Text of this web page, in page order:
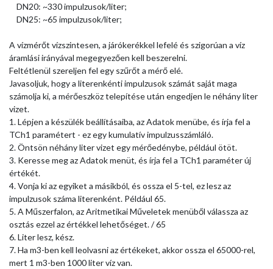
DN20: ~330 impulzusok/liter;
DN25: ~65 impulzusok/liter;
A vízmérőt vízszintesen, a járókerékkel lefelé és szigorúan a víz
áramlási irányával megegyezően kell beszerelni.
Feltétlenül szereljen fel egy szűrőt a mérő elé.
Javasoljuk, hogy a literenkénti impulzusok számát saját maga
számolja ki, a mérőeszköz telepítése után engedjen le néhány liter
vizet.
1. Lépjen a készülék beállításaiba, az Adatok menübe, és írja fel a
TCh1 paramétert - ez egy kumulatív impulzusszámláló.
2. Öntsön néhány liter vizet egy mérőedénybe, például ötöt.
3. Keresse meg az Adatok menüt, és írja fel a TCh1 paraméter új
értékét.
4. Vonja ki az egyiket a másikból, és ossza el 5-tel, ez lesz az
impulzusok száma literenként. Például 65.
5. A Műszerfalon, az Aritmetikai Műveletek menüből válassza az
osztás ezzel az értékkel lehetőséget. / 65
6. Liter lesz, kész.
7. Ha m3-ben kell leolvasni az értékeket, akkor ossza el 65000-rel,
mert 1 m3-ben 1000 liter víz van.